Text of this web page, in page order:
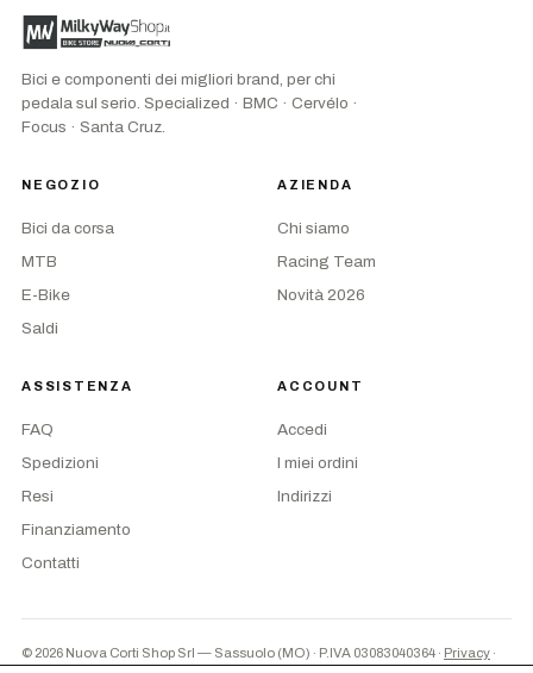
Bici e componenti dei migliori brand, per chi
pedala sul serio. Specialized · BMC · Cervélo ·
Focus · Santa Cruz.
NEGOZIO
Bici da corsa
MTB
E-Bike
Saldi
AZIENDA
Chi siamo
Racing Team
Novità 2026
ASSISTENZA
FAQ
Spedizioni
Resi
Finanziamento
Contatti
ACCOUNT
Accedi
I miei ordini
Indirizzi
© 2026 Nuova Corti Shop Srl — Sassuolo (MO) · P.IVA 03083040364 · Privacy ·